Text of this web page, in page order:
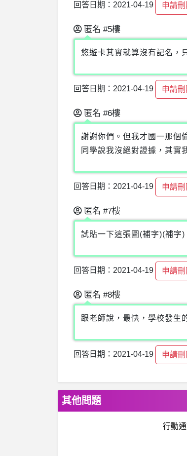
回答日期：2021-04-19 申請
匿名 #5樓
悠遊卡其實就算沒有記名，
回答日期：2021-04-19 申請
匿名 #6樓
謝謝你們。但我才國一那個
同學說我沒絕對證據，其實
回答日期：2021-04-19 申請
匿名 #7樓
試貼一下這張圖(補字)(補字)
回答日期：2021-04-19 申請
匿名 #8樓
跟老師說，最快，學校發生
回答日期：2021-04-19 申請
其他問題
行動